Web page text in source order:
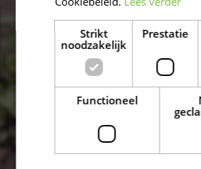
Strikt
noodzakelijk
Prestatie
Functioneel